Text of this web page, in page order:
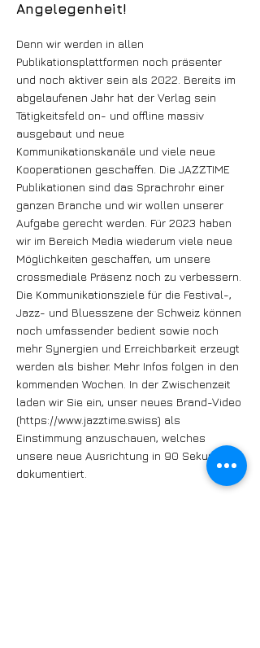
Angelegenheit!
Denn wir werden in allen
Publikationsplattformen noch präsenter
und noch aktiver sein als 2022. Bereits im
abgelaufenen Jahr hat der Verlag sein
Tätigkeitsfeld on- und offline massiv
ausgebaut und neue
Kommunikationskanäle und viele neue
Kooperationen geschaffen. Die JAZZTIME
Publikationen sind das Sprachrohr einer
ganzen Branche und wir wollen unserer
Aufgabe gerecht werden. Für 2023 haben
wir im Bereich Media wiederum viele neue
Möglichkeiten geschaffen, um unsere
crossmediale Präsenz noch zu verbessern.
Die Kommunikationsziele für die Festival-,
Jazz- und Bluesszene der Schweiz können
noch umfassender bedient sowie noch
mehr Synergien und Erreichbarkeit erzeugt
werden als bisher. Mehr Infos folgen in den
kommenden Wochen. In der Zwischenzeit
laden wir Sie ein, unser neues Brand-Video
(https://www.jazztime.swiss) als
Einstimmung anzuschauen, welches
unsere neue Ausrichtung in 90 Sekunden
dokumentiert.